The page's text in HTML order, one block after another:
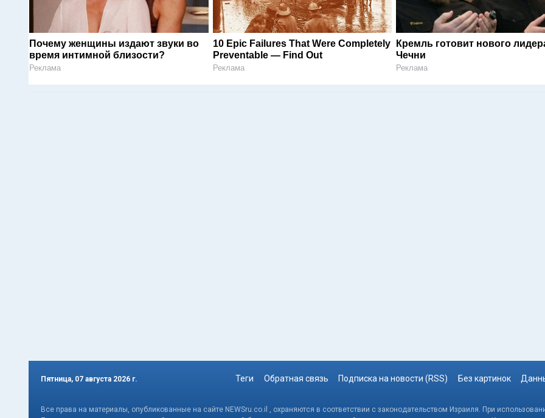
Почему женщины издают звуки во
время интимной близости?
Реклама
10 Epic Failures That Were Completely
Preventable — Find Out
Реклама
Кремль готовит нового
Чечни
Реклама
Пятница, 07 августа 2026 г. Теги Обратная связь Подписка на новости (RSS) Без картинок
Все права на материалы, опубликованные на сайте NEWSru.co.il , охраняются в соответствии с законодательством Израиля. При